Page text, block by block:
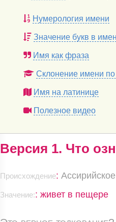
Нумерология имени
Значение букв в
Имя как фраза
Склонение имени
Имя на латинице
Полезное видео
Версия 1. Что
Происхождение:
Значение:: живет в пещере